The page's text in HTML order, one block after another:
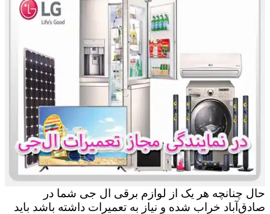
حال چنانچه هر یک از لوازم برقی ال جی شما در
صادق‌آباد خراب شده و نیاز به تعمیرات داشته باشد باید